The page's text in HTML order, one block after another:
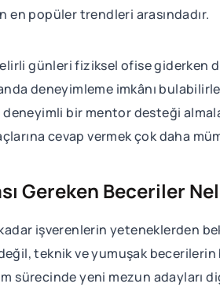
en popüler trendleri arasındadır.
günleri fiziksel ofise giderken
deneyimleme imkânı
bir mentor desteği
cevap vermek çok daha
Gereken Beceriler
işverenlerin yeteneklerden
teknik ve yumuşak becerilerin
sürecinde yeni mezun